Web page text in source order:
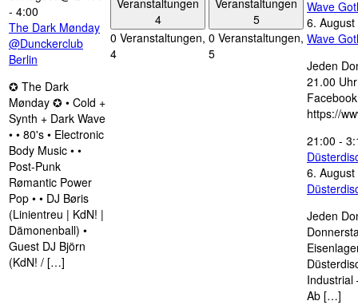
- 4:00
The Dark Mønday
@Dunckerclub
Berlin
✪ The Dark
Mønday ✪ • Cold +
Synth + Dark Wave
• • 80's • Electronic
Body Music • •
Post-Punk
Rømantic Power
Pop • • DJ Børis
(Linientreu | KdN! |
Dämonenball) •
Guest DJ Björn
(KdN! / […]
4
0 Veranstaltungen,
4
5
0 Veranstaltungen,
5
Wave
6.
Wave
Jeden
21.00
https://
21:00 -
6.
Jeden
Industrial
Ab […]